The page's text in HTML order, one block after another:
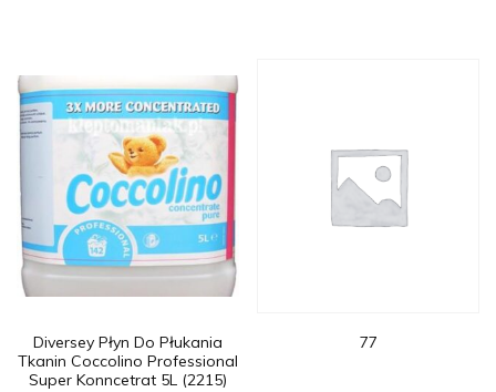
Diversey Płyn Do Płukania
Tkanin Coccolino Professional
Super Konncetrat 5L (2215)
77